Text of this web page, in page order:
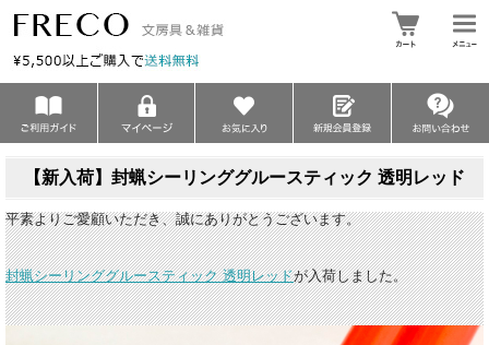
【新入荷】封蝋シーリンググルースティック 透明レッド
平素よりご愛顧いただき、誠にありがとうございます。
封蝋シーリンググルースティック 透明レッドが入荷しました。